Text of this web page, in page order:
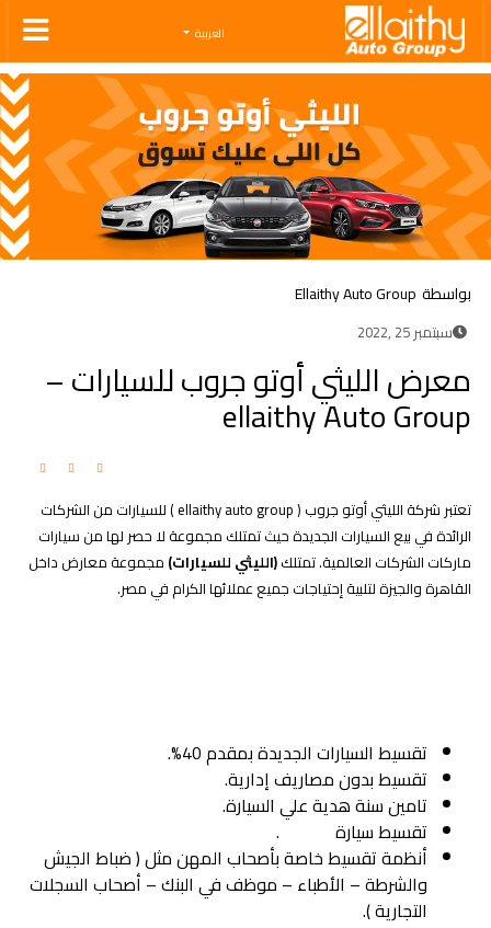
Ellaithy Auto Group
العربية
بواسطة Ellaithy Auto Group
سبتمبر 25 ,2022
معرض الليثي أوتو جروب للسيارات –
ellaithy Auto Group
تعتبر شركة الليثي أوتو جروب ( ellaithy auto group ) للسيارات من الشركات
الرائدة في بيع السيارات الجديدة حيث تمتلك مجموعة لا حصر لها من سيارات
ماركات الشركات العالمية. تمتلك(الليثي للسيارات) مجموعة معارض داخل
القاهرة والجيزة لتلبية إحتياجات جميع عملائها الكرام في مصر.
تقسيط السيارات الجديدة بمقدم 40%.
تقسيط بدون مصاريف إدارية.
تامين سنة هدية علي السيارة.
تقسيط سيارة
.
أنظمة تقسيط خاصة بأصحاب المهن مثل ( ضباط الجيش
والشرطة – الأطباء – موظف في البنك – أصحاب السجلات
التجارية ).